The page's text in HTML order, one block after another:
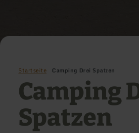
Startseite Camping Drei Spatzen
Camping
Spatzen